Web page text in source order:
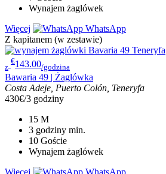
Wynajem żaglówek
Więcej
WhatsApp
Z kapitanem (w zestawie)
z
€143.00/godzina
Bawaria 49 | Żaglówka
Costa Adeje, Puerto Colón, Teneryfa
430€/3 godziny
15 M
3 godziny min.
10 Goście
Wynajem żaglówek
Więcej
WhatsApp